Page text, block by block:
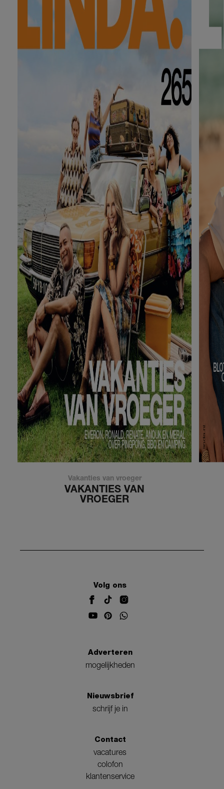
Vakanties van vroeger
VAKANTIES VAN
VROEGER
Volg ons
Adverteren
mogelijkheden
Nieuwsbrief
schrijf je in
Contact
vacatures
colofon
klantenservice